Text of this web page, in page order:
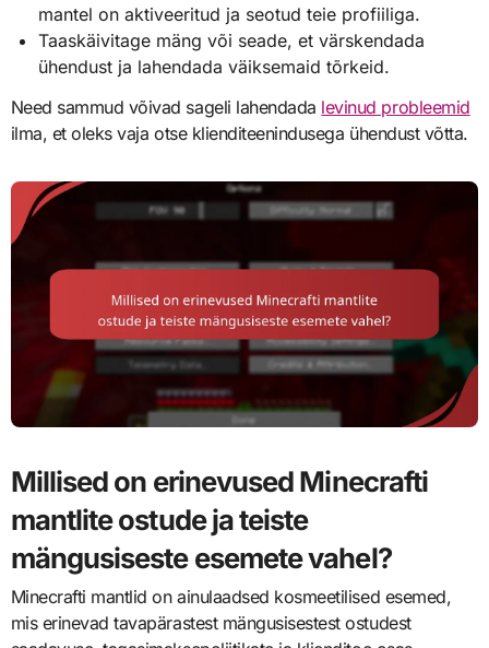
mantel on aktiveeritud ja seotud teie profiiliga.
Taaskäivitage mäng või seade, et värskendada
ühendust ja lahendada väiksemaid tõrkeid.
Need sammud võivad sageli lahendada levinud probleemid
ilma, et oleks vaja otse klienditeenindusega ühendust võtta.
Millised on erinevused Minecrafti
mantlite ostude ja teiste
mängusiseste esemete vahel?
Minecrafti mantlid on ainulaadsed kosmeetilised esemed,
mis erinevad tavapärastest mängusisestest ostudest